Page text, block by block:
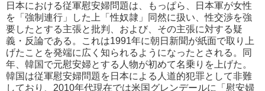
日本における従軍慰安婦問題は、もっぱら、日本軍が女性
を「強制連行」した上「性奴隷」同然に扱い、性交渉を強
要したとする主張と批判、および、その主張に対する疑
義・反論である。これは1991年に朝日新聞が紙面で取り上
げたことを発端に広く知られるようになったとされる。同
年、韓国で元慰安婦とする人物が初めて名乗りを上げた。
韓国は従軍慰安婦問題を日本による人道的犯罪として非難
しており、2010年代現在では米国グレンデールに「慰安婦